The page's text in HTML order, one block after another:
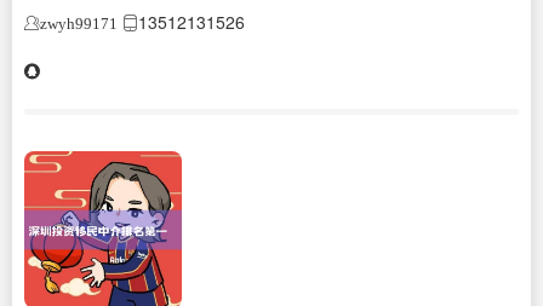
zwyh99171 13512131526